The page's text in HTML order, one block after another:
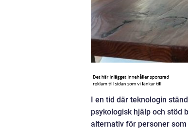
I en tid där teknologin
psykologisk hjälp och stöd
alternativ för personer